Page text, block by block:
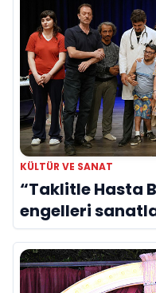
KÜLTÜR VE SANAT
“Taklitle Hasta
engelleri